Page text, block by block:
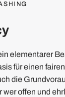
elementarer
für einen
die
wer offen und